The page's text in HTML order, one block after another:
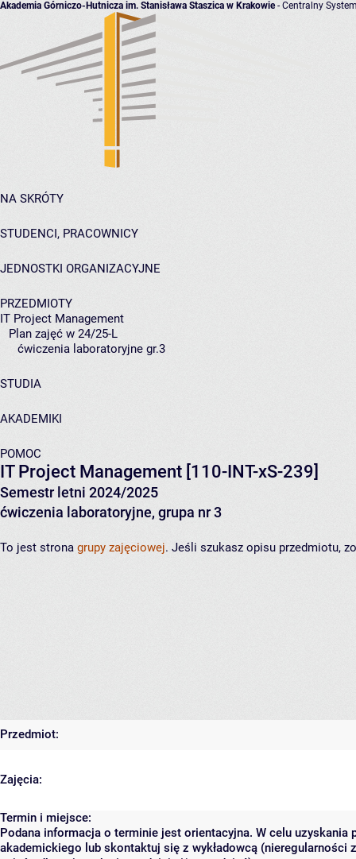
Akademia Górniczo-Hutnicza im. Stanisława Staszica w Krakowie- Centralny
NA SKRÓTY
STUDENCI, PRACOWNICY
JEDNOSTKI ORGANIZACYJNE
PRZEDMIOTY
IT Project Management
Plan zajęć w 24/25-L
ćwiczenia laboratoryjne gr.3
STUDIA
AKADEMIKI
POMOC
IT Project Management [110-INT-xS-239]
Semestr letni 2024/2025
ćwiczenia laboratoryjne, grupa nr 3
To jest strona grupy zajęciowej. Jeśli szukasz opisu przedmiotu,
Przedmiot:
Zajęcia:
Termin i miejsce:
Podana informacja o terminie jest orientacyjna. W celu
akademickiego lub skontaktuj się z wykładowcą (nieregularności